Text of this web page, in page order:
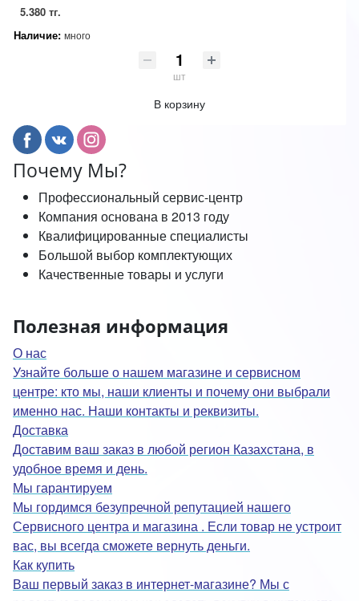
5.380 тг.
Наличие: много
шт
В корзину
Почему Мы?
Профессиональный сервис-центр
Компания основана в 2013 году
Квалифицированные специалисты
Большой выбор комплектующих
Качественные товары и услуги
Полезная информация
О нас
Узнайте больше о нашем магазине и сервисном
центре: кто мы, наши клиенты и почему они выбрали
именно нас. Наши контакты и реквизиты.
Доставка
Доставим ваш заказ в любой регион Казахстана, в
удобное время и день.
Мы гарантируем
Мы гордимся безупречной репутацией нашего
Сервисного центра и магазина . Если товар не устроит
вас, вы всегда сможете вернуть деньги.
Как купить
Ваш первый заказ в интернет-магазине? Мы с